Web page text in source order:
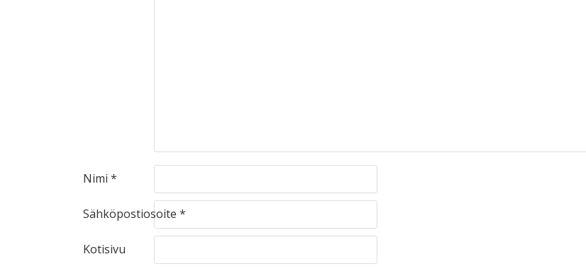
Nimi *
Sähköpostiosoite *
Kotisivu